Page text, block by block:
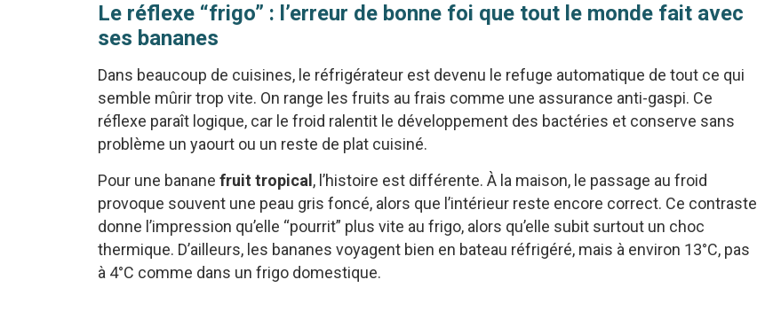
Le réflexe “frigo” : l’erreur de bonne foi que tout le monde fait avec
ses bananes
Dans beaucoup de cuisines, le réfrigérateur est devenu le refuge automatique de tout ce qui
semble mûrir trop vite. On range les fruits au frais comme une assurance anti-gaspi. Ce
réflexe paraît logique, car le froid ralentit le développement des bactéries et conserve sans
problème un yaourt ou un reste de plat cuisiné.
Pour une banane fruit tropical , l’histoire est différente. À la maison, le passage au froid
provoque souvent une peau gris foncé, alors que l’intérieur reste encore correct. Ce contraste
donne l’impression qu’elle “pourrit” plus vite au frigo, alors qu’elle subit surtout un choc
thermique. D’ailleurs, les bananes voyagent bien en bateau réfrigéré, mais à environ 13°C, pas
à 4°C comme dans un frigo domestique.